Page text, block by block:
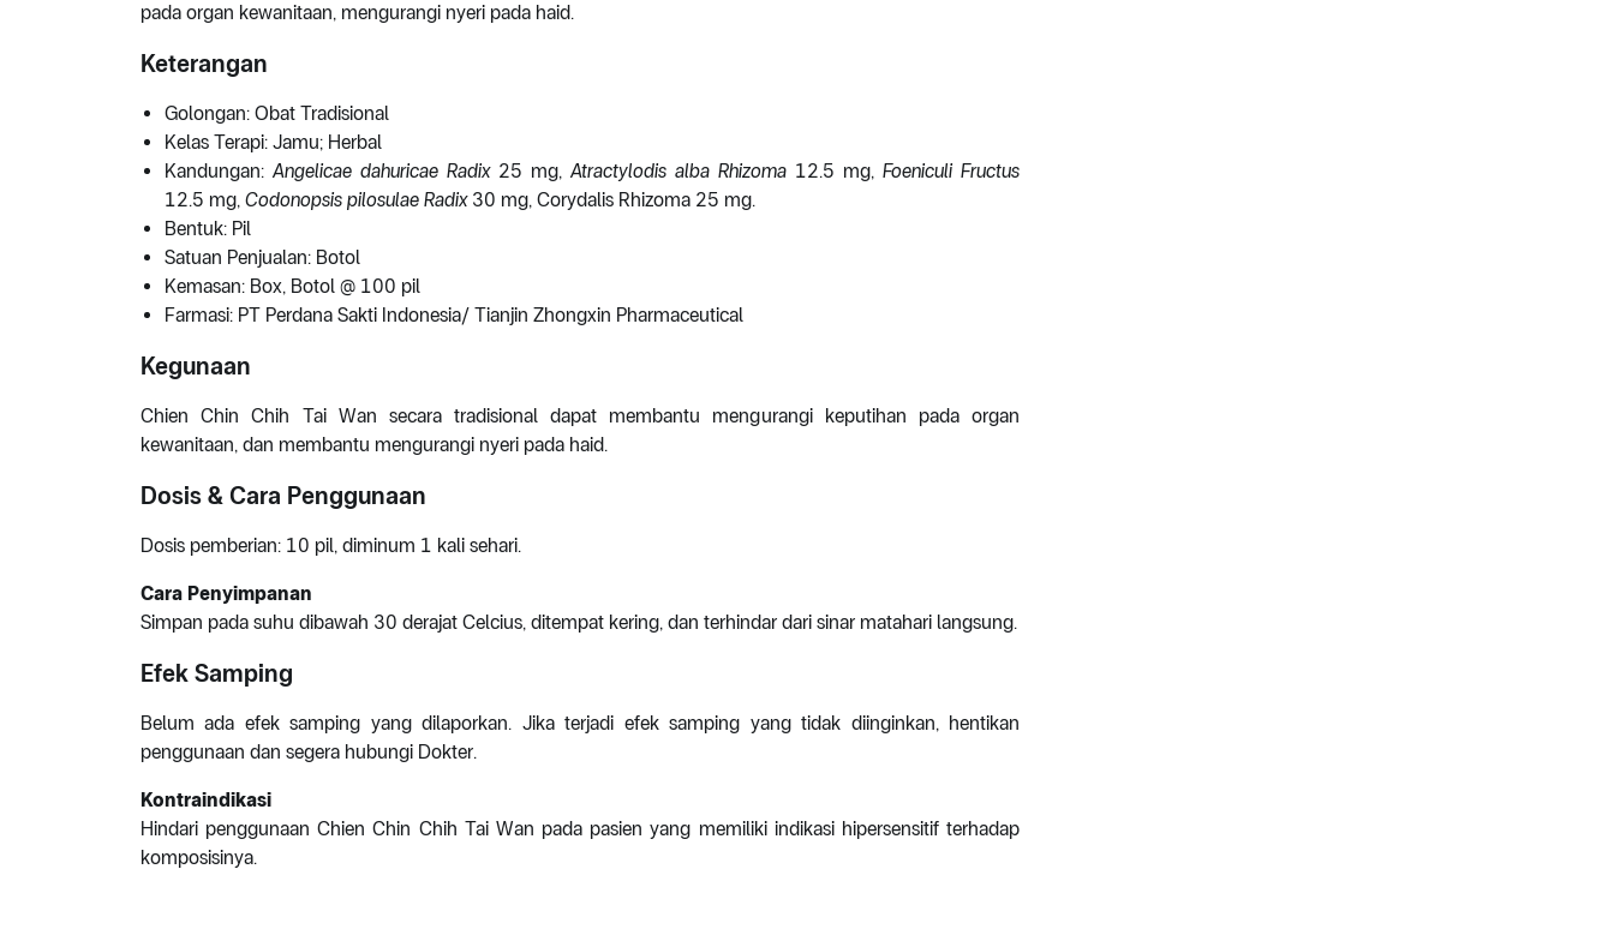
pada organ kewanitaan, mengurangi nyeri pada haid.
Keterangan
Golongan: Obat Tradisional
Kelas Terapi: Jamu; Herbal
Kandungan: Angelicae dahuricae Radix25 mg, Atractylodis alba Rhizoma 12.5 mg, Foeniculi Fructus
12.5 mg, Codonopsis pilosulae Radix30 mg, Corydalis Rhizoma 25 mg.
Bentuk: Pil
Satuan Penjualan: Botol
Kemasan: Box, Botol @ 100 pil
Farmasi: PT Perdana Sakti Indonesia/ Tianjin Zhongxin Pharmaceutical
Kegunaan
Chien Chin Chih Tai Wan secara tradisional dapat membantu mengurangi keputihan pada organ
kewanitaan, dan membantu mengurangi nyeri pada haid.
Dosis & Cara Penggunaan
Dosis pemberian: 10 pil, diminum 1 kali sehari.
Cara Penyimpanan
Simpan pada suhu dibawah 30 derajat Celcius, ditempat kering, dan terhindar dari sinar matahari langsung.
Efek Samping
Belum ada efek samping yang dilaporkan. Jika terjadi efek samping yang tidak diinginkan, hentikan
penggunaan dan segera hubungi Dokter.
Kontraindikasi
Hindari penggunaan Chien Chin Chih Tai Wan pada pasien yang memiliki indikasi hipersensitif terhadap
komposisinya.